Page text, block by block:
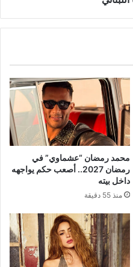
محمد رمضان “عشماوي” في
رمضان 2027.. أصعب حكم يواجهه
داخل بيته
منذ 55 دقيقة